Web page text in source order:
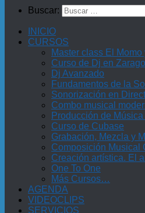
Buscar:
INICIO
CURSOS
Master class El
Curso de Dj en
Dj Avanzado
Fundamentos de la
Sonorización en
Combo musical
Producción de
Curso de Cubase
Grabación, Mezcla y
Composición Musical
Creación artística. El
One To One
Más Cursos…
AGENDA
VIDEOCLIPS
SERVICIOS